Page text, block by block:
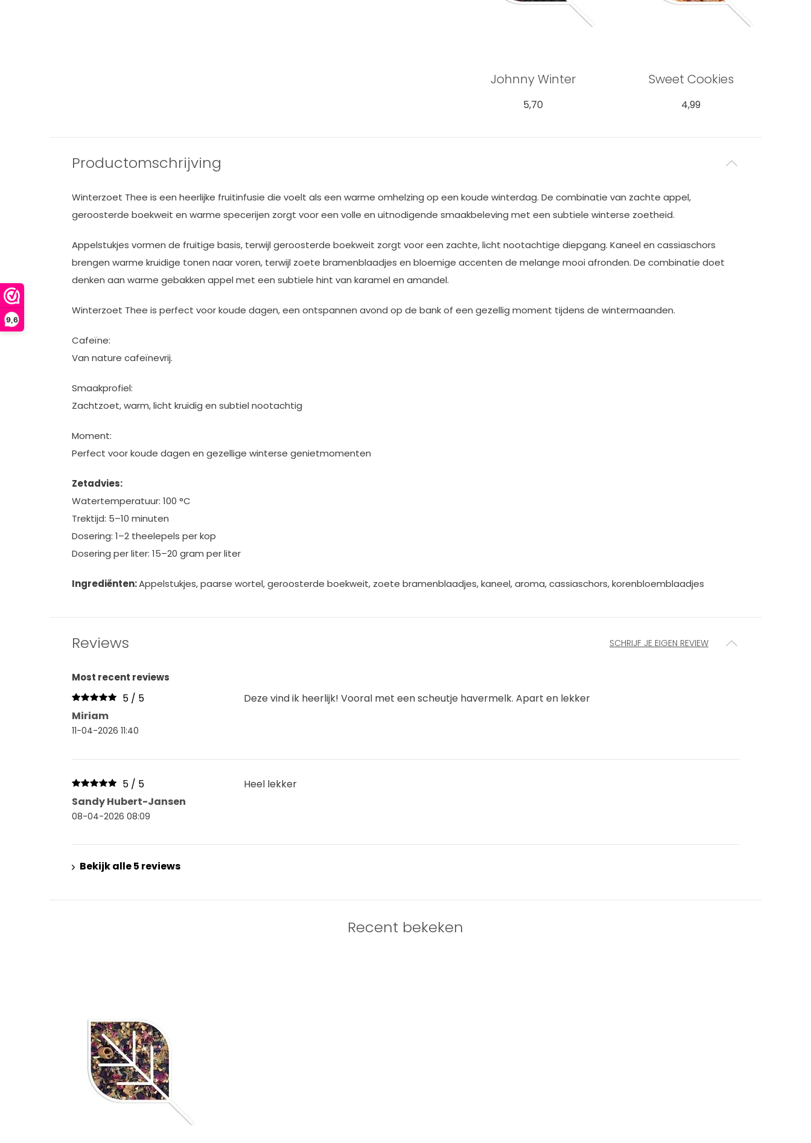
9,6
Johnny Winter
5,70
Sweet Cookies
4,99
Productomschrijving
Winterzoet Thee is een heerlijke fruitinfusie die voelt als een warme omhelzing op een koude winterdag. De combinatie van zachte appel,
geroosterde boekweit en warme specerijen zorgt voor een volle en uitnodigende smaakbeleving met een subtiele winterse zoetheid.
Appelstukjes vormen de fruitige basis, terwijl geroosterde boekweit zorgt voor een zachte, licht nootachtige diepgang. Kaneel en cassiaschors
brengen warme kruidige tonen naar voren, terwijl zoete bramenblaadjes en bloemige accenten de melange mooi afronden. De combinatie doet
denken aan warme gebakken appel met een subtiele hint van karamel en amandel.
Winterzoet Thee is perfect voor koude dagen, een ontspannen avond op de bank of een gezellig moment tijdens de wintermaanden.
Cafeïne:
Van nature cafeïnevrij.
Smaakprofiel:
Zachtzoet, warm, licht kruidig en subtiel nootachtig
Moment:
Perfect voor koude dagen en gezellige winterse genietmomenten
Zetadvies:
Watertemperatuur: 100 °C
Trektijd: 5–10 minuten
Dosering: 1–2 theelepels per kop
Dosering per liter: 15–20 gram per liter
Ingrediënten:Appelstukjes, paarse wortel, geroosterde boekweit, zoete bramenblaadjes, kaneel, aroma, cassiaschors, korenbloemblaadjes
Reviews SCHRIJF JE EIGEN REVIEW
Most recent reviews
5 / 5
Miriam
11-04-2026 11:40
Deze vind ik heerlijk! Vooral met een scheutje havermelk. Apart en lekker
5 / 5
Sandy Hubert-Jansen
08-04-2026 08:09
Heel lekker
Bekijk alle 5 reviews
Recent bekeken